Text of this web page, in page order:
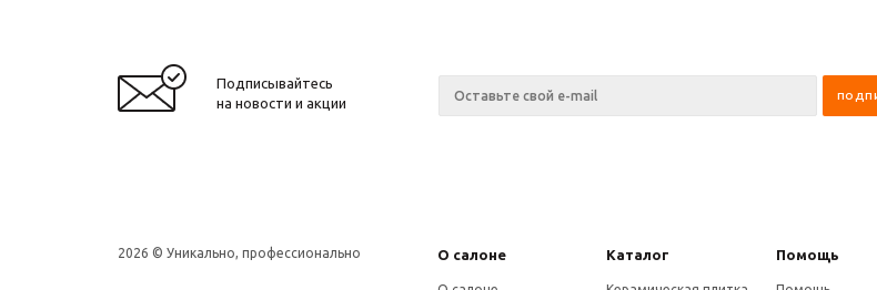
Подписывайтесь
на новости и акции
2026 © Уникально, профессионально О салоне Каталог Помощь